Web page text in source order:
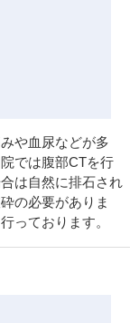
や血尿などが多
では腹部CTを行
は自然に排石され
の必要がありま
っております。